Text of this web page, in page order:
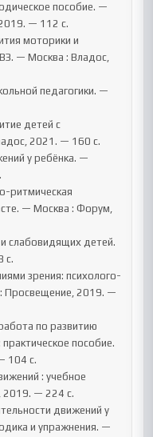
пособие. —
— 112 с.
— Москва : Владос,
2021. — 160 с.
— Москва : Форум,
с.
Просвещение, 2019. —
пособие.
104 с.
2019. — 224 с.
и упражнения. —